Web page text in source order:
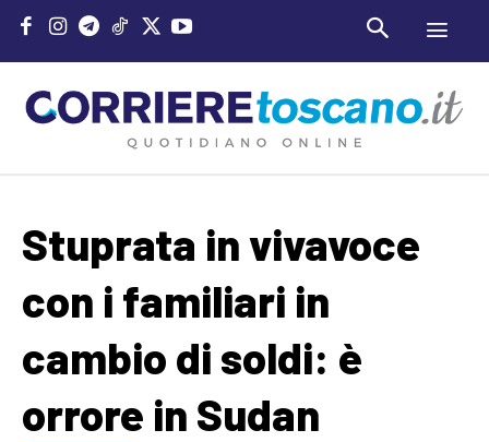
Stuprata in vivavoce
con i familiari in
cambio di soldi: è
orrore in Sudan